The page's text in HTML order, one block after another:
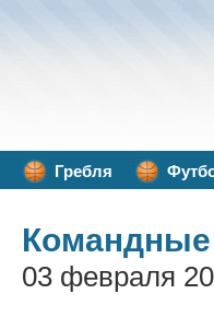
Гребля
03 февраля